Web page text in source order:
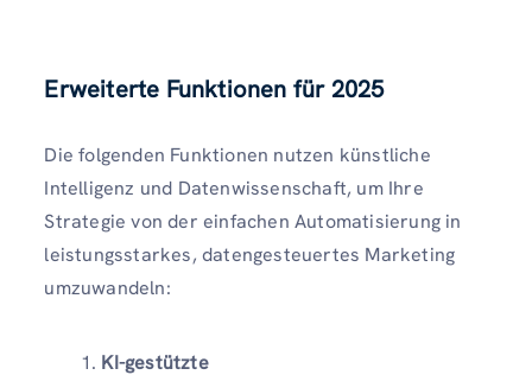
Erweiterte Funktionen für 2025
Die folgenden Funktionen nutzen künstliche
Intelligenz und Datenwissenschaft, um Ihre
Strategie von der einfachen Automatisierung in
leistungsstarkes, datengesteuertes Marketing
umzuwandeln:
KI-gestützte